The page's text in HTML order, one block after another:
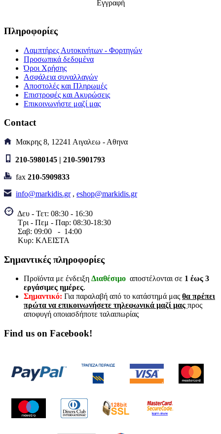
Εγγραφή
Πληροφορίες
Λαμπτήρες Αυτοκινήτων - Φορτηγών
Προσωπικά δεδομένα
Όροι Χρήσης
Ασφάλεια συναλλαγών
Αποστολές και Πληρωμές
Επιστροφές και Ακυρώσεις
Επικοινωνήστε μαζί μας
Contact
Μακρης 8, 12241 Αιγαλεω - Αθηνα
210-5980145 | 210-5901793
fax 210-5909833
info@markidis.gr, eshop@markidis.gr
Δευ - Τετ: 08:30 - 16:30
Τρι - Πεμ - Παρ: 08:30-18:30
Σαβ: 09:00 - 14:00
Κυρ: ΚΛΕΙΣΤΑ
Σημαντικές πληροφορίες
Προϊόντα με ένδειξη Διαθέσιμο αποστέλονται σε 1 έως 3
εργάσιμες ημέρες.
Σημαντικό: Για παραλαβή από το κατάστημά μας θα πρέπει
πρώτα να επικοινωνήσετε τηλεφωνικά μαζί μας προς
αποφυγή οποιασδήποτε ταλαιπωρίας
Find us on Facebook!